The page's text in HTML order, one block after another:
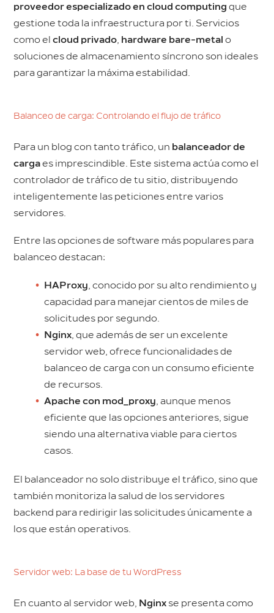
proveedor especializado en cloud computing que
gestione toda la infraestructura por ti. Servicios
como elcloud privado, hardware bare-metal o
soluciones de almacenamiento síncrono son ideales
para garantizar la máxima estabilidad.
Balanceo de carga: Controlando el flujo de tráfico
Para un blog con tanto tráfico, un balanceador de
cargaes imprescindible. Este sistema actúa como el
controlador de tráfico de tu sitio, distribuyendo
inteligentemente las peticiones entre varios
servidores.
Entre las opciones de software más populares para
balanceo destacan:
HAProxy, conocido por su alto rendimiento y
capacidad para manejar cientos de miles de
solicitudes por segundo.
Nginx, que además de ser un excelente
servidor web, ofrece funcionalidades de
balanceo de carga con un consumo eficiente
de recursos.
Apache con mod_proxy, aunque menos
eficiente que las opciones anteriores, sigue
siendo una alternativa viable para ciertos
casos.
El balanceador no solo distribuye el tráfico, sino que
también monitoriza la salud de los servidores
backend para redirigir las solicitudes únicamente a
los que están operativos.
Servidor web: La base de tu WordPress
En cuanto al servidor web, Nginx se presenta como